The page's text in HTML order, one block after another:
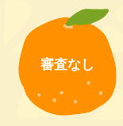
審査なし